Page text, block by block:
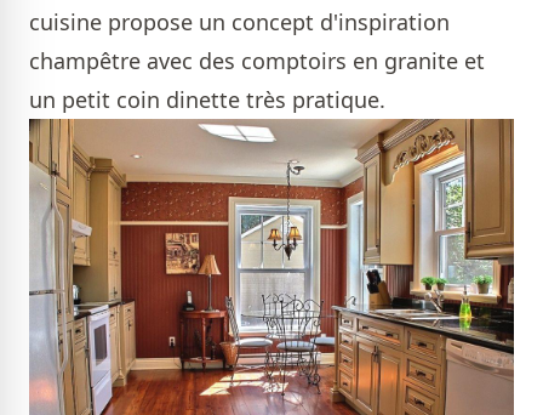
cuisine propose un concept d'inspiration
champêtre avec des comptoirs en granite et
un petit coin dinette très pratique.